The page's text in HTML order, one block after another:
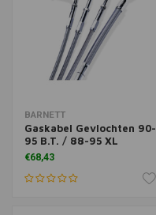
BARNETT
Gaskabel Gevlochten 90-
95 B.T. / 88-95 XL
€68,43